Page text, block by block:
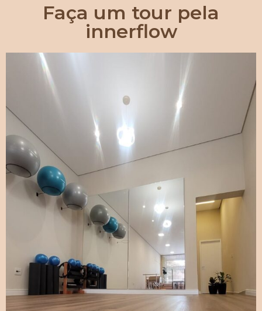
Faça um tour pela
innerflow